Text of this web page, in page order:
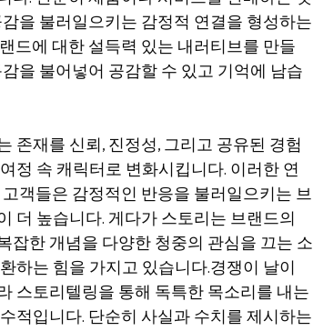
을 불러일으키는 감정적 연결을 형성하는
드에 대한 설득력 있는 내러티브를 만들
을 불어넣어 공감할 수 있고 기억에 남습
존재를 신뢰, 진정성, 그리고 공유된 경험
정 속 캐릭터로 변화시킵니다. 이러한 연
객들은 감정적인 반응을 불러일으키는 브
더 높습니다. 게다가 스토리는 브랜드의
잡한 개념을 다양한 청중의 관심을 끄는 소
하는 힘을 가지고 있습니다.경쟁이 날이
스토리텔링을 통해 독특한 목소리를 내는
적입니다. 단순히 사실과 수치를 제시하는